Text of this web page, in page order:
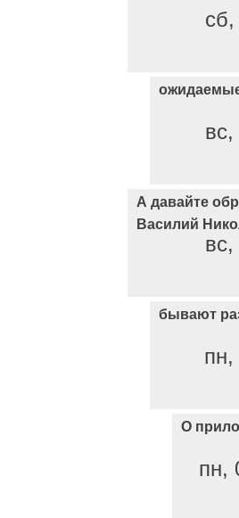
А давайте
Василий
бывают
О
пн,